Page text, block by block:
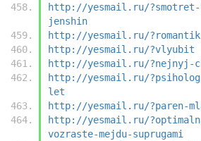
http://yesmail.ru/
jenshin
http://yesmail.ru/
http://yesmail.ru/?vlyubit
http://yesmail.ru/?nejnyj-
http://yesmail.ru/
let
http://yesmail.ru/?paren-
http://yesmail.ru/
vozraste-mejdu-suprugami